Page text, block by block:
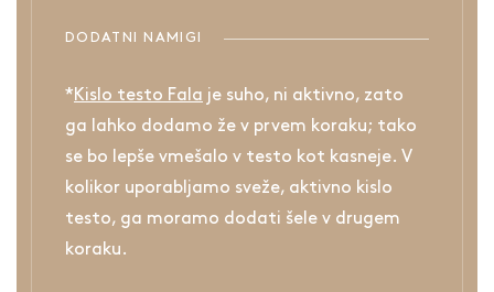
DODATNI NAMIGI
* Kislo testo Fala je suho, ni aktivno, zato
ga lahko dodamo že v prvem koraku; tako
se bo lepše vmešalo v testo kot kasneje. V
kolikor uporabljamo sveže, aktivno kislo
testo, ga moramo dodati šele v drugem
koraku.